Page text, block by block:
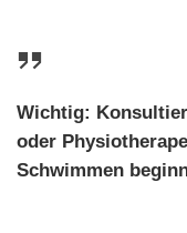
Wichtig:
oder
Schwimmen